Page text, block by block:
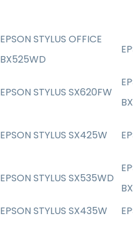
EPSON STYLUS OFFICE
BX525WD
EPSON STYLUS SX620FW
EPSON STYLUS SX425W
EPSON STYLUS SX535WD
EPSON STYLUS SX435W